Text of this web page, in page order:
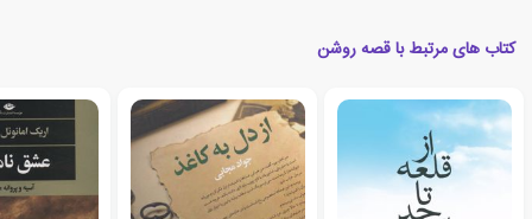
کتاب های مرتبط با قصه روشن